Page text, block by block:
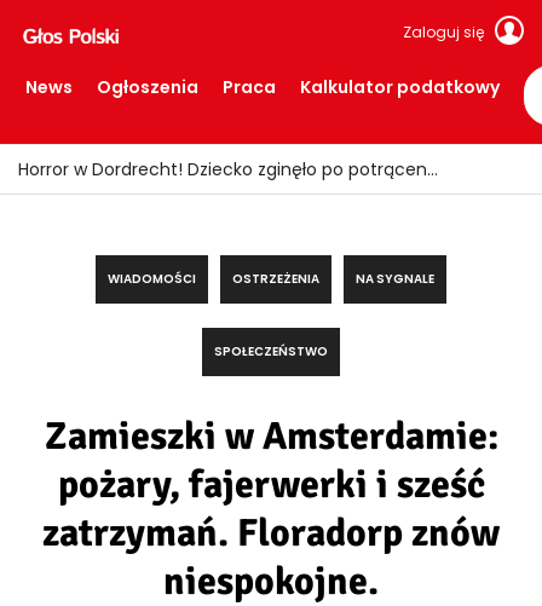
Zaloguj się
News Ogłoszenia Praca Kalkulator podatkowy
Fałszywi policjanci okradali seniorów! Wpadli z łupem i podrobionymi mundurami
WIADOMOŚCI OSTRZEŻENIA NA SYGNALE
SPOŁECZEŃSTWO
Zamieszki w Amsterdamie:
pożary, fajerwerki i sześć
zatrzymań. Floradorp znów
niespokojne.